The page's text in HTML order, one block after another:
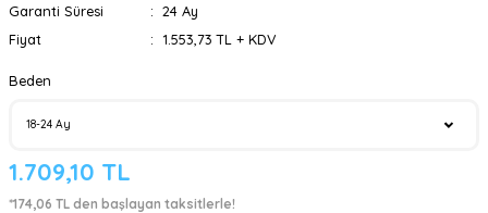
Garanti Süresi
24 Ay
Fiyat
1.553,73 TL + KDV
Beden
1.709,10 TL
*174,06 TL den başlayan taksitlerle!